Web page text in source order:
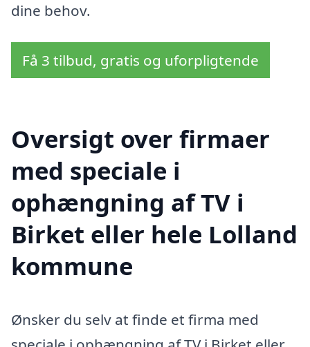
dine behov.
Få 3 tilbud, gratis og uforpligtende
Oversigt over firmaer
med speciale i
ophængning af TV i
Birket eller hele Lolland
kommune
Ønsker du selv at finde et firma med